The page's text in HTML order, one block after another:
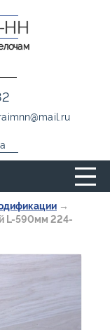
→
L-590мм 224-
НН
@mail.ru